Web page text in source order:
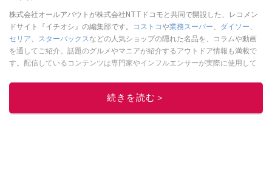
株式会社オールアバウトが株式会社NTTドコモと共同で開設した、レコメン
ドサイト『イチオシ』の編集部です。
コストコや業務スーパー、 ダイソー、
セリア、 スターバックスなどの人気ショップの隠れた名品を、コラムや動画
を通してご紹介。話題のグルメやマニアが紹介するアウトドア情報も満載で
す。配信しているコンテンツは専門家やインフルエンサーが実際に使用して
ニュースでフォロー
続きを読む＞